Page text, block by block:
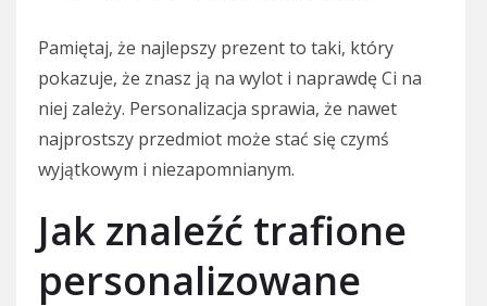
Pamiętaj, że najlepszy prezent to taki, który
pokazuje, że znasz ją na wylot i naprawdę Ci na
niej zależy. Personalizacja sprawia, że nawet
najprostszy przedmiot może stać się czymś
wyjątkowym i niezapomnianym.
Jak znaleźć trafione
personalizowane